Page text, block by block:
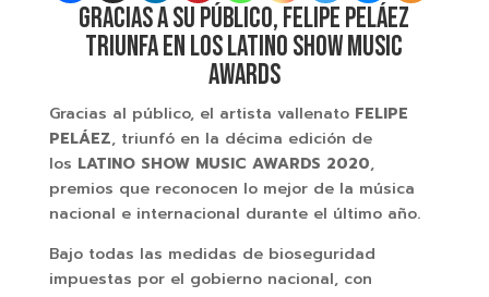
GRACIAS A SU PÚBLICO, FELIPE PELÁEZ
TRIUNFA EN LOS LATINO SHOW MUSIC
AWARDS
Gracias al público, el artista vallenato FELIPE
PELÁEZ, triunfó en la décima edición de
los LATINO SHOW MUSIC AWARDS 2020,
premios que reconocen lo mejor de la música
nacional e internacional durante el último año.
Bajo todas las medidas de bioseguridad
impuestas por el gobierno nacional, con